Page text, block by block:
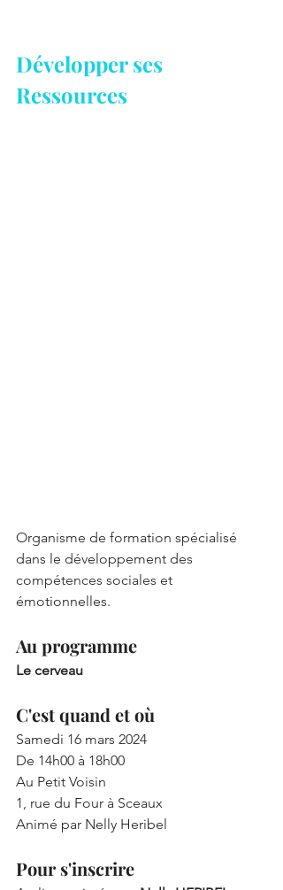
Développer ses
Ressources
Organisme de formation spécialisé
dans le développement des
compétences sociales et
émotionnelles.
Au programme
Le cerveau
C'est quand et où
Samedi 16 mars 2024
De 14h00 à 18h00
Au Petit Voisin
1, rue du Four à Sceaux
Animé par Nelly Heribel
Pour s'inscrire